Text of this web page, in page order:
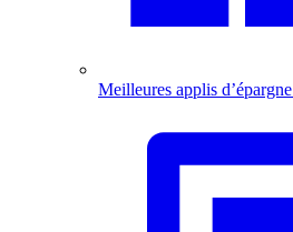
Meilleures applis d’épargne